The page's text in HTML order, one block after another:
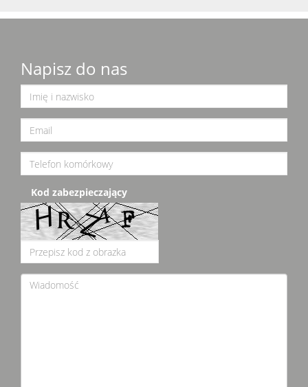
Napisz do nas
Kod zabezpieczający